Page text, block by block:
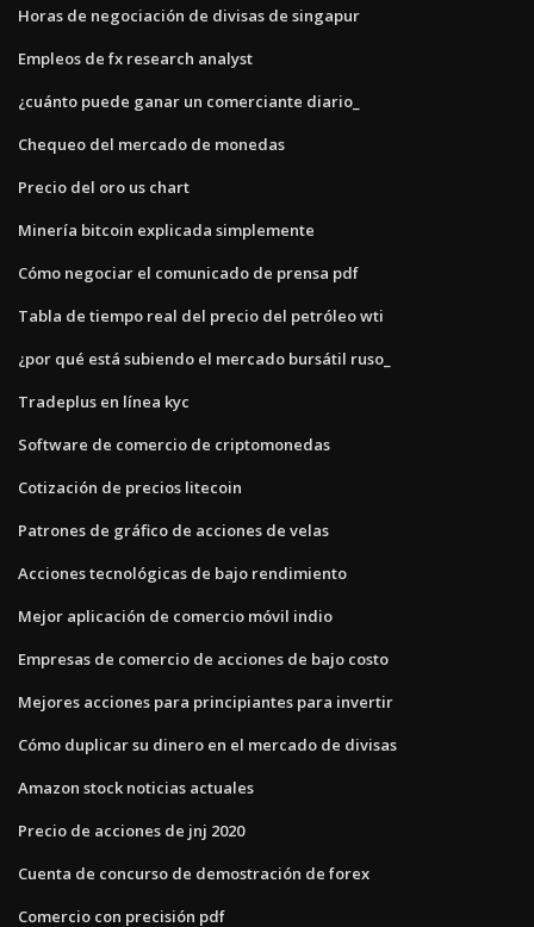
Horas de negociación de divisas de singapur
Empleos de fx research analyst
¿cuánto puede ganar un comerciante diario_
Chequeo del mercado de monedas
Precio del oro us chart
Minería bitcoin explicada simplemente
Cómo negociar el comunicado de prensa pdf
Tabla de tiempo real del precio del petróleo wti
¿por qué está subiendo el mercado bursátil ruso_
Tradeplus en línea kyc
Software de comercio de criptomonedas
Cotización de precios litecoin
Patrones de gráfico de acciones de velas
Acciones tecnológicas de bajo rendimiento
Mejor aplicación de comercio móvil indio
Empresas de comercio de acciones de bajo costo
Mejores acciones para principiantes para invertir
Cómo duplicar su dinero en el mercado de divisas
Amazon stock noticias actuales
Precio de acciones de jnj 2020
Cuenta de concurso de demostración de forex
Comercio con precisión pdf